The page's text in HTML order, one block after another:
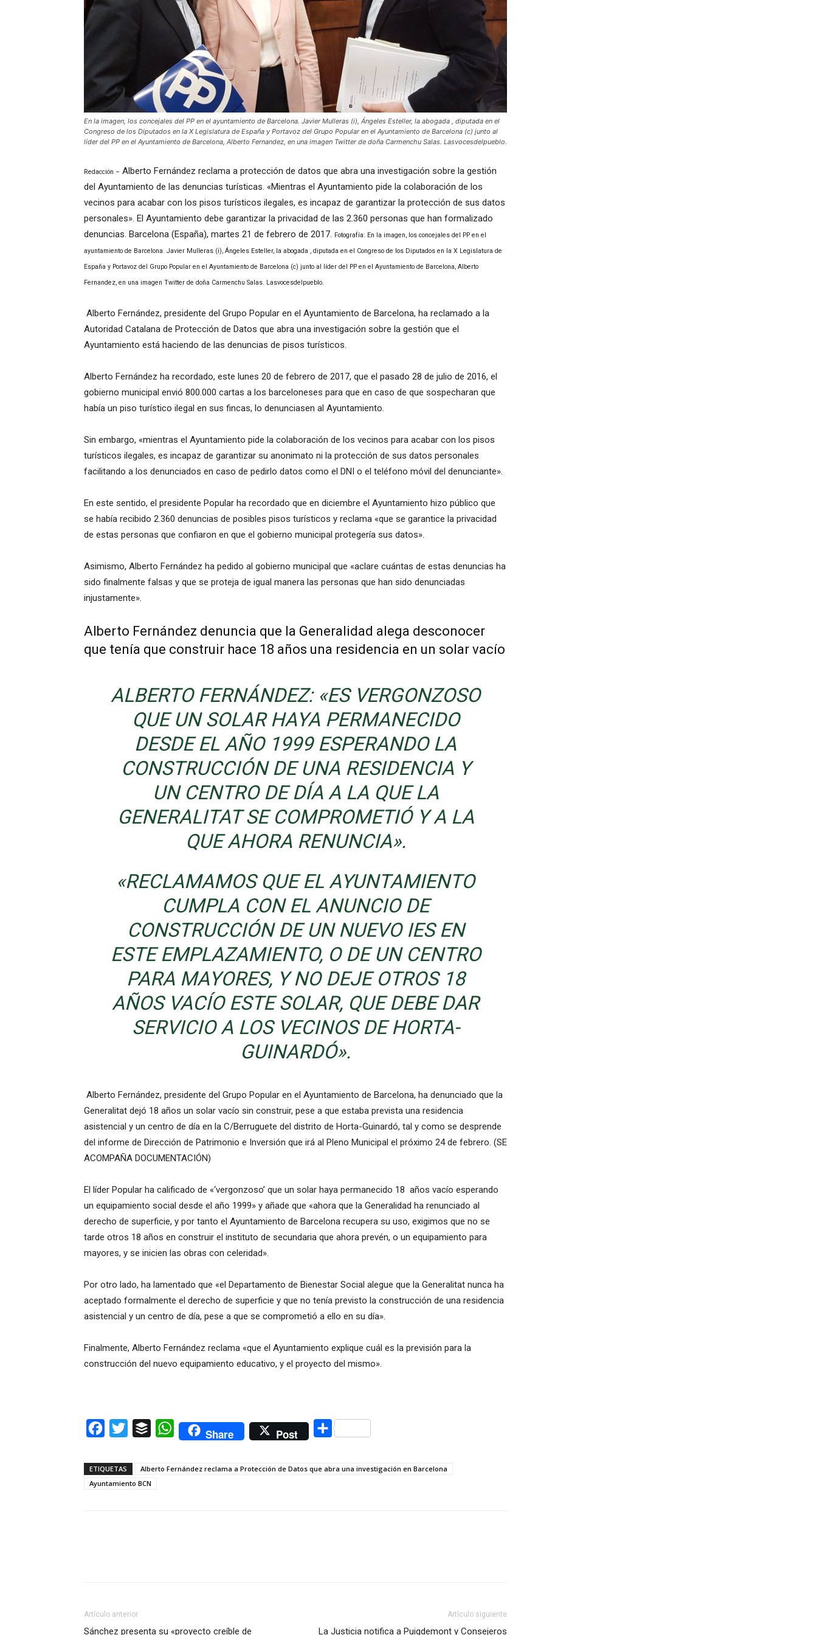
En la imagen, los concejales del PP en el ayuntamiento de Barcelona. Javier Mulleras (i), Ángeles Esteller, la abogada , diputada en el
Congreso de los Diputados en la X Legislatura de España y Portavoz del Grupo Popular en el Ayuntamiento de Barcelona (c) junto al
líder del PP en el Ayuntamiento de Barcelona, Alberto Fernandez, en una imagen Twitter de doña Carmenchu Salas. Lasvocesdelpueblo.
Redacción – Alberto Fernández reclama a protección de datos que abra una investigación sobre la gestión
del Ayuntamiento de las denuncias turísticas. «Mientras el Ayuntamiento pide la colaboración de los
vecinos para acabar con los pisos turísticos ilegales, es incapaz de garantizar la protección de sus datos
personales». El Ayuntamiento debe garantizar la privacidad de las 2.360 personas que han formalizado
denuncias. Barcelona (España), martes 21 de febrero de 2017. Fotografía: En la imagen, los concejales del PP en el
ayuntamiento de Barcelona. Javier Mulleras (i), Ángeles Esteller, la abogada , diputada en el Congreso de los Diputados en la X Legislatura de
España y Portavoz del Grupo Popular en el Ayuntamiento de Barcelona (c) junto al líder del PP en el Ayuntamiento de Barcelona, Alberto
Fernandez, en una imagen Twitter de doña Carmenchu Salas. Lasvocesdelpueblo.
Alberto Fernández, presidente del Grupo Popular en el Ayuntamiento de Barcelona, ha reclamado a la
Autoridad Catalana de Protección de Datos que abra una investigación sobre la gestión que el
Ayuntamiento está haciendo de las denuncias de pisos turísticos.
Alberto Fernández ha recordado, este lunes 20 de febrero de 2017, que el pasado 28 de julio de 2016, el
gobierno municipal envió 800.000 cartas a los barceloneses para que en caso de que sospecharan que
había un piso turístico ilegal en sus fincas, lo denunciasen al Ayuntamiento.
Sin embargo, «mientras el Ayuntamiento pide la colaboración de los vecinos para acabar con los pisos
turísticos ilegales, es incapaz de garantizar su anonimato ni la protección de sus datos personales
facilitando a los denunciados en caso de pedirlo datos como el DNI o el teléfono móvil del denunciante».
En este sentido, el presidente Popular ha recordado que en diciembre el Ayuntamiento hizo público que
se había recibido 2.360 denuncias de posibles pisos turísticos y reclama «que se garantice la privacidad
de estas personas que confiaron en que el gobierno municipal protegería sus datos».
Asimismo, Alberto Fernández ha pedido al gobierno municipal que «aclare cuántas de estas denuncias ha
sido finalmente falsas y que se proteja de igual manera las personas que han sido denunciadas
injustamente».
Alberto Fernández denuncia que la Generalidad alega desconocer
que tenía que construir hace 18 años una residencia en un solar vacío
ALBERTO FERNÁNDEZ: «ES VERGONZOSO
QUE UN SOLAR HAYA PERMANECIDO
DESDE EL AÑO 1999 ESPERANDO LA
CONSTRUCCIÓN DE UNA RESIDENCIA Y
UN CENTRO DE DÍA A LA QUE LA
GENERALITAT SE COMPROMETIÓ Y A LA
QUE AHORA RENUNCIA».
«RECLAMAMOS QUE EL AYUNTAMIENTO
CUMPLA CON EL ANUNCIO DE
CONSTRUCCIÓN DE UN NUEVO IES EN
ESTE EMPLAZAMIENTO, O DE UN CENTRO
PARA MAYORES, Y NO DEJE OTROS 18
AÑOS VACÍO ESTE SOLAR, QUE DEBE DAR
SERVICIO A LOS VECINOS DE HORTA-
GUINARDÓ».
Alberto Fernández, presidente del Grupo Popular en el Ayuntamiento de Barcelona, ha denunciado que la
Generalitat dejó 18 años un solar vacío sin construir, pese a que estaba prevista una residencia
asistencial y un centro de día en la C/Berruguete del distrito de Horta-Guinardó, tal y como se desprende
del informe de Dirección de Patrimonio e Inversión que irá al Pleno Municipal el próximo 24 de febrero. (SE
ACOMPAÑA DOCUMENTACIÓN)
El líder Popular ha calificado de «‘vergonzoso’ que un solar haya permanecido 18 años vacío esperando
un equipamiento social desde el año 1999» y añade que «ahora que la Generalidad ha renunciado al
derecho de superficie, y por tanto el Ayuntamiento de Barcelona recupera su uso, exigimos que no se
tarde otros 18 años en construir el instituto de secundaria que ahora prevén, o un equipamiento para
mayores, y se inicien las obras con celeridad».
Por otro lado, ha lamentado que «el Departamento de Bienestar Social alegue que la Generalitat nunca ha
aceptado formalmente el derecho de superficie y que no tenía previsto la construcción de una residencia
asistencial y un centro de día, pese a que se comprometió a ello en su día».
Finalmente, Alberto Fernández reclama «que el Ayuntamiento explique cuál es la previsión para la
construcción del nuevo equipamiento educativo, y el proyecto del mismo».
Facebook
Twitter Buffer WhatsAppShare Post Compartir
ETIQUETAS
Alberto Fernández reclama a Protección de Datos que abra una investigación en Barcelona
Ayuntamiento BCN
Artículo anterior
Sánchez presenta su «proyecto creíble de
Artículo siguiente
La Justicia notifica a Puigdemont y Consejeros